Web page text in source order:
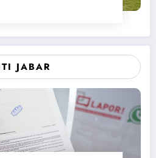
JABAR